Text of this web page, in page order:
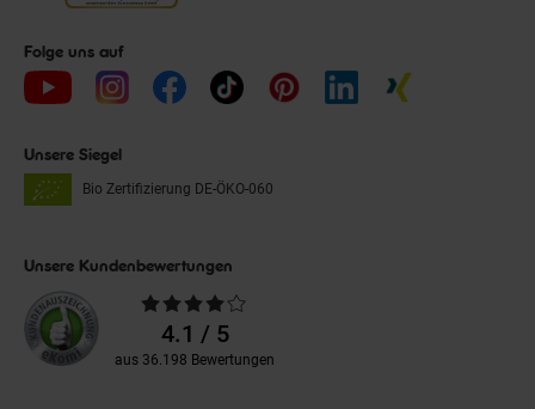
Folge uns auf
Unsere Siegel
Bio Zertifizierung DE-ÖKO-060
Unsere Kundenbewertungen
Durchschnittliche
Bewertungen4.1 / 5
aus 36.198 Bewertungen